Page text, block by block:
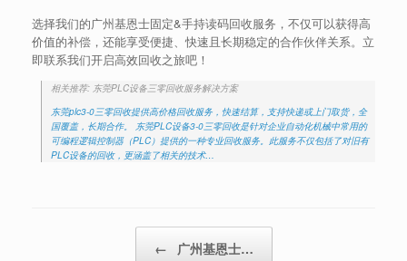
选择我们的广州基恩士固定&手持读码回收服务，不仅可以获得高
价值的补偿，还能享受便捷、快速且长期稳定的合作伙伴关系。立
即联系我们开启高效回收之旅吧！
相关推荐: 东莞PLC设备三零回收服务解决方案
东莞plc3-0三零回收提供高价格回收服务，快速结算，支持快递或上门取货，全
国覆盖，长期合作。 东莞PLC设备3-0三零回收是针对企业自动化机械中常用的
可编程逻辑控制器（PLC）提供的一种专业回收服务。此服务不仅包括了对旧有
PLC设备的回收，更涵盖了相关的技术…
← 广州基恩士…